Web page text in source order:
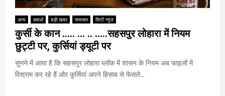
अन्य कवर्धा बड़ी खबर समाचार सिटी न्यूज़
कुर्सी के कान ….. … .. …..सहसपुर लोहारा में नियम
छुट्टी पर, कुर्सियां ड्यूटी पर
सुनने में आया है कि सहसपुर लोहारा ब्लॉक में शासन के नियम अब फाइलों में
विश्राम कर रहे हैं और कुर्सियां अपने हिसाब से फैसले...